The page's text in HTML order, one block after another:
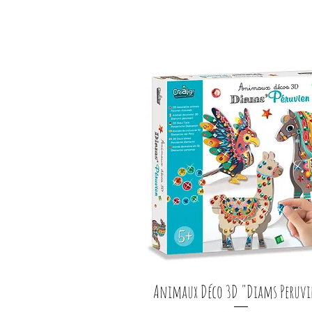
Aperçu rapide
Animaux Déco 3D "Diams